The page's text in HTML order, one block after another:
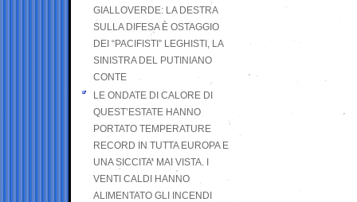
GIALLOVERDE: LA DESTRA
SULLA DIFESA È OSTAGGIO
DEI “PACIFISTI” LEGHISTI, LA
SINISTRA DEL PUTINIANO
CONTE
LE ONDATE DI CALORE DI
QUEST’ESTATE HANNO
PORTATO TEMPERATURE
RECORD IN TUTTA EUROPA E
UNA SICCITA’ MAI VISTA. I
VENTI CALDI HANNO
ALIMENTATO GLI INCENDI